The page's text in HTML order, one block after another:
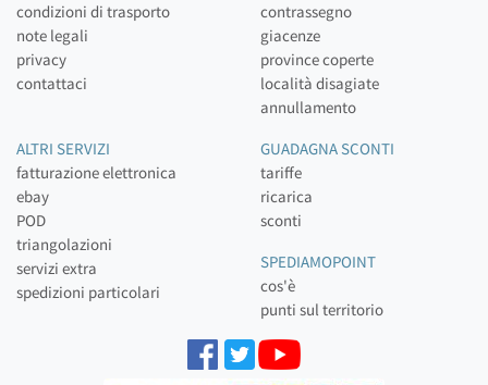
condizioni di trasporto
note legali
privacy
contattaci
contrassegno
giacenze
province coperte
località disagiate
annullamento
ALTRI SERVIZI
fatturazione elettronica
ebay
POD
triangolazioni
servizi extra
spedizioni particolari
GUADAGNA SCONTI
tariffe
ricarica
sconti
SPEDIAMOPOINT
cos'è
punti sul territorio